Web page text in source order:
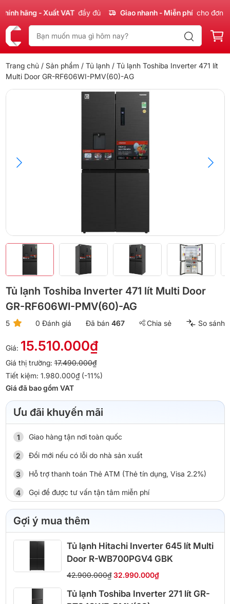
hãng - Xuất VAT đầy đủ Giao nhanh - Miễn phí cho đơn
Trang chủ / Sản phẩm / Tủ lạnh / Tủ lạnh Toshiba Inverter 471 lít
Multi Door GR-RF606WI-PMV(60)-AG
Tủ lạnh Toshiba Inverter 471 lít Multi Door
GR-RF606WI-PMV(60)-AG
5 0 Đánh giá Đã bán 467 Chia sẻ So sánh
Giá: 15.510.000₫
Giá thị trường:17.490.000₫
Tiết kiệm: 1.980.000₫ (-11%)
Giá đã bao gồm VAT
Ưu đãi khuyến mãi
Giao hàng tận nơi toàn quốc
Đổi mới nếu có lỗi do nhà sản xuất
Hỗ trợ thanh toán Thẻ ATM (Thẻ tín dụng, Visa 2.2%)
Gọi để được tư vấn tận tâm miễn phí
Gợi ý mua thêm
Tủ lạnh Hitachi Inverter 645 lít Multi
Door R-WB700PGV4 GBK
42.900.000₫ 32.990.000₫
Tủ lạnh Toshiba Inverter 271 lít GR-